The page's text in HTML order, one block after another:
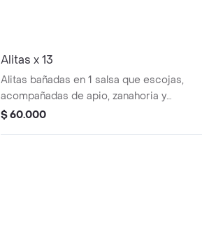
Alitas x 13
Alitas bañadas en 1 salsa que escojas,
acompañadas de apio, zanahoria y
nuestra salsa ranch artesanal.
$ 60.000